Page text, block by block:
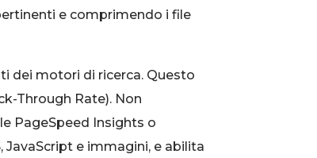
e comprimendo i file
dei motori di ricerca. Questo
Through Rate). Non
PageSpeed Insights o
e immagini, e abilita